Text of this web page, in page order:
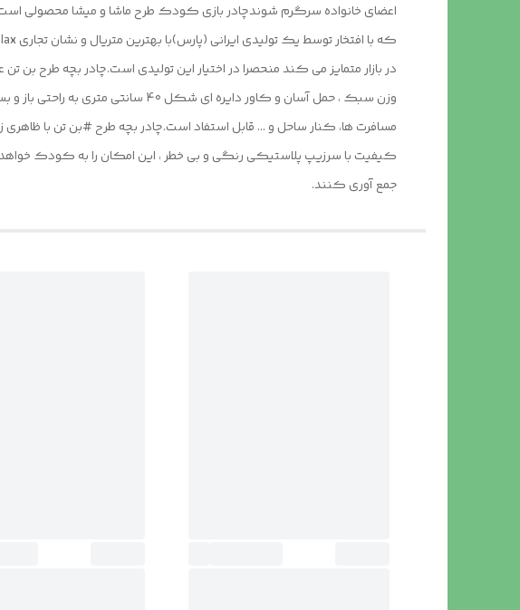
اعضای خانواده سرگرم شوندچادر بازی کودک طرح ماشا و میشا محصولی
در بازار متمایز می کند منحصرا در اختیار این تولیدی است.چادر بچه طرح
کیفیت با سرزیپ پلاستیکی رنگی و بی خطر ، این امکان را به کودک خواهد
جمع آوری کنند.